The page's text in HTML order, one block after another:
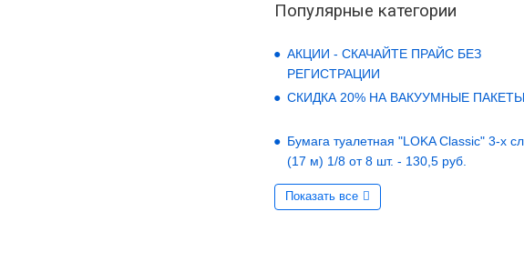
Популярные категории
АКЦИИ - СКАЧАЙТЕ ПРАЙС БЕЗ
РЕГИСТРАЦИИ
СКИДКА 20% НА ВАКУУМНЫЕ
Бумага туалетная "LOKA Classic" 3-х
(17 м) 1/8 от 8 шт. - 130,5 руб.
Показать все